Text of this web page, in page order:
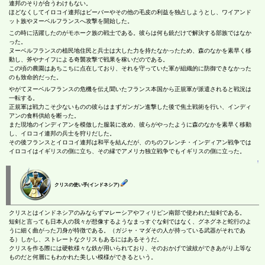
連邦のそりが合うわけもない。
ほどなくしてイロコイ連邦はビーバーやその他の毛皮の利益を独占しようとし、ワイアンド
ット族やヌーベルフランスへ攻撃を開始した。
この時に活躍したのがモホーク族の戦士である。彼らは何も銃だけで解決する部族ではなか
った。
ヌーベルフランスの植民地住民と兵士は大した力を持たなかったため、森のなかを素早く移
動し、斧やナイフによる奇襲攻撃で戦果を稼いだのである。
この頃の農園はあちこちに点在しており、それを守っていた軍が組織的に防御できなかった
のも致命的だった。
やがてヌーベルフランスの危機を伝え聞いたフランス本国から正規軍が派遣されると戦況は
一転する。
正規軍は戦力こそ少ないものの彼らはまずガンガン進撃した後で焦土戦術を行い、インディ
アンの食料供給を断った。
また現地のインディアンを模倣した服装に改め、彼らがやったように森のなかを素早く移動
し、イロコイ連邦の兵士を狩りだした。
その後フランスとイロコイ連邦は和平を結んだが、のちのフレンチ・インディアン戦争では
イロコイはイギリスの側に立ち、その縁でアメリカ独立戦争でもイギリスの側に立った。
↑
クリスの使い手(インドネシア)
クリスとはインドネシアのみならずマレーシアやフィリピン南部で使われた短剣である。
短剣と言っても日本人の我々が想像するようなまっすぐな剣ではなく、グネグネと蛇行のよ
うに細く曲がった刀身が特徴である。（ガジャ・マダその人が持っている武器がそれであ
る）しかし、ストレートなクリスもあるにはあるそうだ。
クリスを作る際には硬軟様々な鉄が用いられており、そのおかげで波紋ができあがり上等な
ものだと何層にもわかれた美しい模様ができるという。